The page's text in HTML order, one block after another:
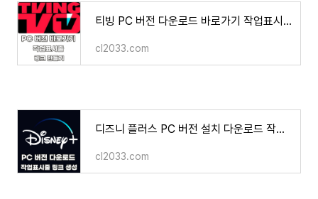
티빙 PC 버전 다운로드 바로가기 작업표시줄 TVING 링크 만들기 방법
cl2033.com
디즈니 플러스 PC 버전 설치 다운로드 작업표시줄 링크 만드는 방법
cl2033.com